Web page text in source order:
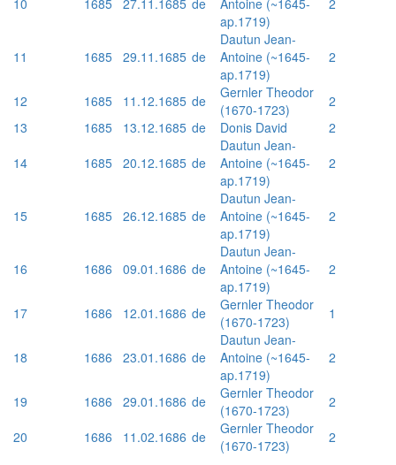
ap.1719)
11 1685 29.11.1685 de
Dautun Jean-
Antoine (~1645-
ap.1719)
2
12 1685 11.12.1685 de
Gernler Theodor
(1670-1723)
2
13
1685 13.12.1685 de Donis David
2
14
1685 20.12.1685 de
Dautun Jean-
Antoine (~1645-
ap.1719)
2
15 1685 26.12.1685 de
Dautun Jean-
Antoine (~1645-
ap.1719)
2
16 1686 09.01.1686 de
Dautun Jean-
Antoine (~1645-
ap.1719)
2
17 1686 12.01.1686 de
Gernler Theodor
(1670-1723)
1
18 1686 23.01.1686 de
Dautun Jean-
Antoine (~1645-
ap.1719)
2
19 1686 29.01.1686 de
Gernler Theodor
(1670-1723)
2
20
1686 11.02.1686 de
Gernler Theodor
(1670-1723)
2